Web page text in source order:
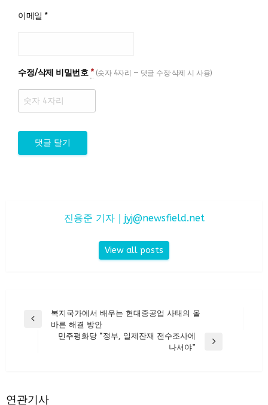
이메일 *
수정/삭제 비밀번호 * (숫자 4자리 — 댓글 수정·삭제 시 사용)
진용준 기자｜ jyj@newsfield.net
View all posts
글
Previous
복지국가에서 배우는 현대중공업 사태의 올
바른 해결 방안
민주평화당 “정부, 일제잔재 전수조사에
나서야”
연관기사